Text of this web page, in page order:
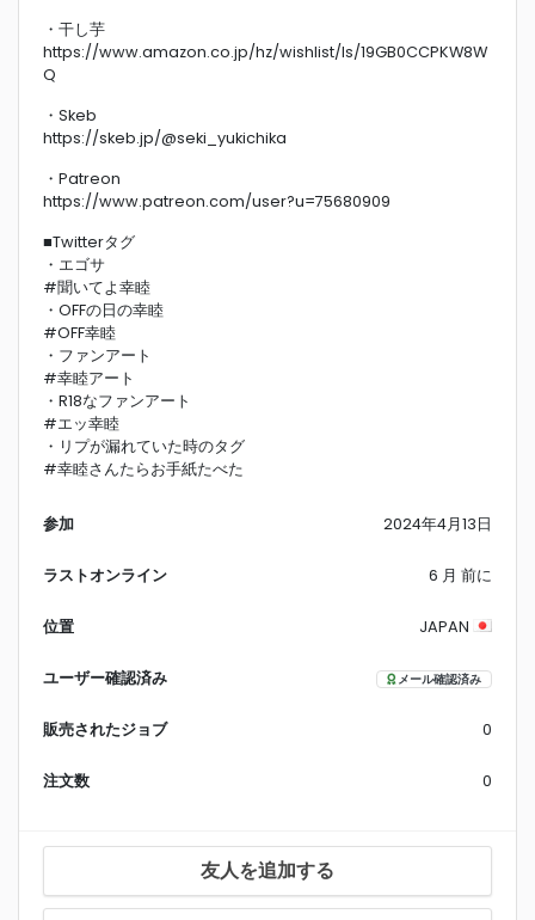
・干し芋
https://www.amazon.co.jp/hz/wishlist/ls/19GB0CCPKW8W
Q
・Skeb
https://skeb.jp/@seki_yukichika
・Patreon
https://www.patreon.com/user?u=75680909
■Twitterタグ
・エゴサ
#聞いてよ幸睦
・OFFの日の幸睦
#OFF幸睦
・ファンアート
#幸睦アート
・R18なファンアート
#エッ幸睦
・リプが漏れていた時のタグ
#幸睦さんたらお手紙たべた
参加 2024年4月13日
ラストオンライン 6 月 前に
位置 JAPAN
ユーザー確認済み メール確認済み
販売されたジョブ 0
注文数 0
友人を追加する